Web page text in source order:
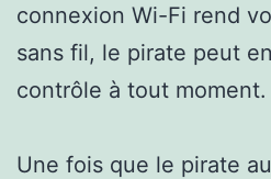
connexion Wi-Fi rend
sans fil, le pirate peut
contrôle à tout moment.
Une fois que le pirate